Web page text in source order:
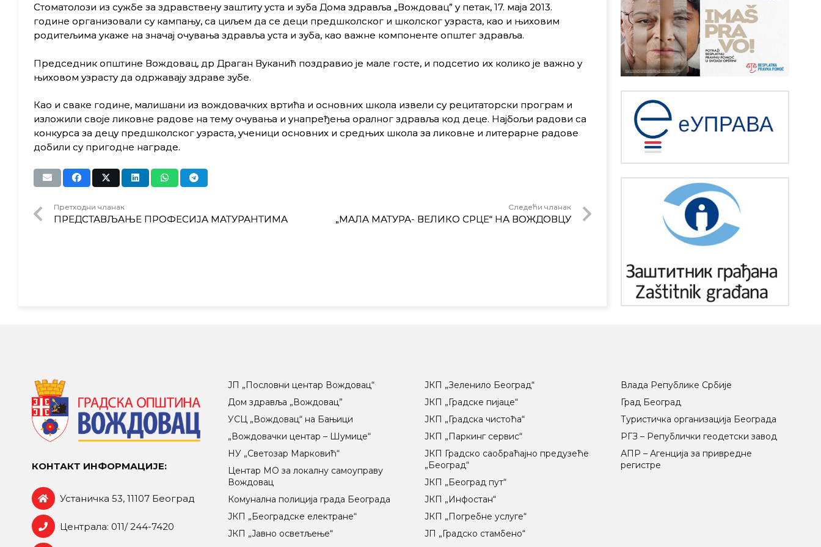
Стоматолози из сужбе за здравствену заштиту уста и зуба Дома здравља „Вождовац” у петак, 17. маја 2013.
године организовали су кампању, са циљем да се деци предшколског и школског узраста, као и њиховим
родитељима укаже на значај очувања здравља уста и зуба, као важне компоненте општег здравља.
Председник општине Вождовац, др Драган Вуканић поздравио је мале госте, и подсетио их колико је важно у
њиховом узрасту да одржавају здраве зубе.
Као и сваке године, малишани из вождовачких вртића и основних школа извели су рецитаторски програм и
изложили своје ликовне радове на тему очувања и унапређења оралног здравља код деце. Најбољи радови са
конкурса за децу предшколског узраста, ученици основних и средњих школа за ликовне и литерарне радове
добили су пригодне награде.
Претходни чланак
ПРЕДСТАВЉАЊЕ ПРОФЕСИЈА МАТУРАНТИМА
Следећи чланак
„МАЛА МАТУРА- ВЕЛИКО СРЦЕ“ НА ВОЖДОВЦУ
КОНТАКТ ИНФОРМАЦИЈЕ:
Устаничка 53, 11107 Београд
Централа: 011/ 244-7420
ЈП „Пословни центар Вождовац“
Дом здравља „Вождовац”
УСЦ „Вождовац“ на Бањици
„Вождовачки центар – Шумице“
НУ „Светозар Марковић“
Центар МO за локалну самоуправу
Вождовац
Комунална полиција града Београда
ЈКП „Београдске електране“
ЈКП „Јавно осветљење“
ЈКП „Зеленило Београд“
ЈКП „Градске пијаце“
ЈКП „Градска чистоћа“
ЈКП „Паркинг сервис“
ЈКП Градско саобраћајно предузеће
„Београд“
ЈКП „Београд пут“
ЈКП „Инфостан“
ЈКП „Погребне услуге“
ЈП „Градско стамбено“
Влада Републике Србије
Град Београд
Туристичка организација Београда
РГЗ – Републички геодетски завод
АПР – Агенција за привредне
регистре